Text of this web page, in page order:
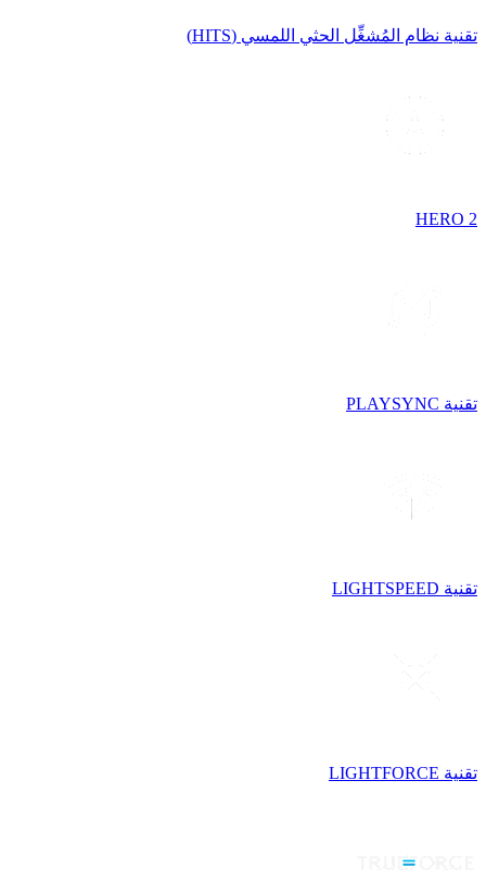
تقنية نظام المُشغِّل الحثي اللمسي (HITS)
HERO 2
تقنية PLAYSYNC
تقنية LIGHTSPEED
تقنية LIGHTFORCE